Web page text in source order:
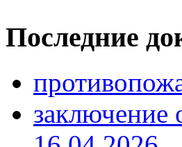
Последние
заключение